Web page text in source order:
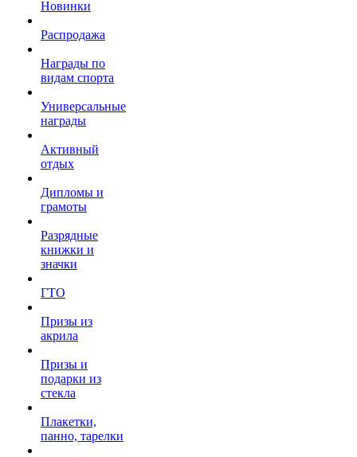
Новинки
Распродажа
Награды по
видам спорта
Универсальные
награды
Активный
отдых
Дипломы и
грамоты
Разрядные
книжки и
значки
ГТО
Призы из
акрила
Призы и
подарки из
стекла
Плакетки,
панно, тарелки